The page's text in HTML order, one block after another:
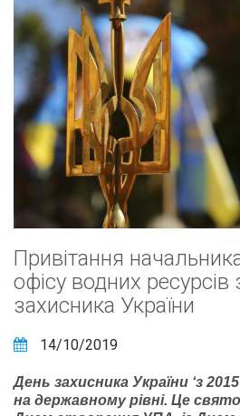
Привітання
офісу водних
захисника України
14/10/2019
День захисника України ‘з
на державному рівні. Це